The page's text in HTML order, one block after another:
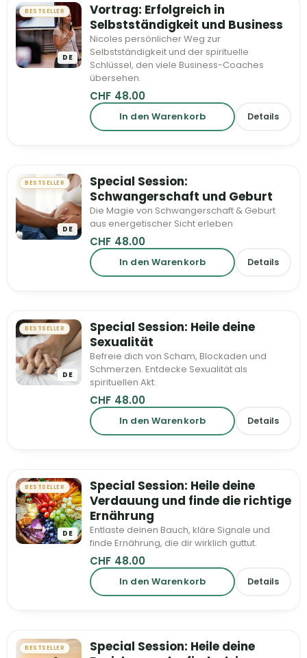
BESTSELLER
DE
Vortrag: Erfolgreich in
Selbstständigkeit und Business
Nicoles persönlicher Weg zur
Selbstständigkeit und der spirituelle
Schlüssel, den viele Business-Coaches
übersehen.
CHF 48.00
In den Warenkorb Details
BESTSELLER
DE
Special Session:
Schwangerschaft und Geburt
Die Magie von Schwangerschaft & Geburt
aus energetischer Sicht erleben
CHF 48.00
In den Warenkorb Details
BESTSELLER
DE
Special Session: Heile deine
Sexualität
Befreie dich von Scham, Blockaden und
Schmerzen. Entdecke Sexualität als
spirituellen Akt.
CHF 48.00
In den Warenkorb Details
BESTSELLER
DE
Special Session: Heile deine
Verdauung und finde die richtige
Ernährung
Entlaste deinen Bauch, kläre Signale und
finde Ernährung, die dir wirklich guttut.
CHF 48.00
In den Warenkorb Details
BESTSELLER
Special Session: Heile deine